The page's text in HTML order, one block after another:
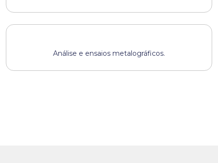
Análise e ensaios metalográficos.